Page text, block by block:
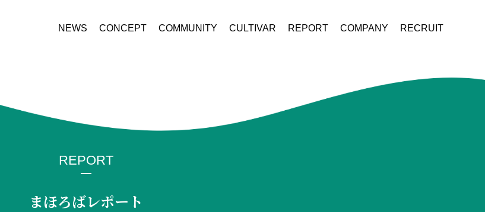
NEWS CONCEPT COMMUNITY CULTIVAR REPORT COMPANY RECRUIT
REPORT
まほろばレポート